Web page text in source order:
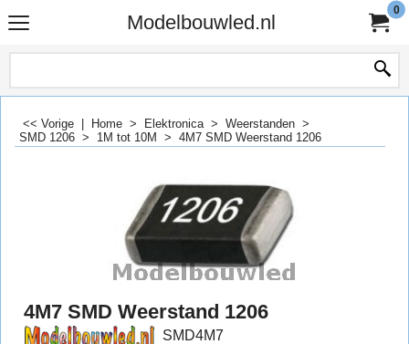
Modelbouwled.nl
0
<< Vorige Home > Elektronica> Weerstanden >
SMD 1206 > 1M tot 10M > 4M7 SMD Weerstand 1206
4M7 SMD Weerstand 1206
SMD4M7